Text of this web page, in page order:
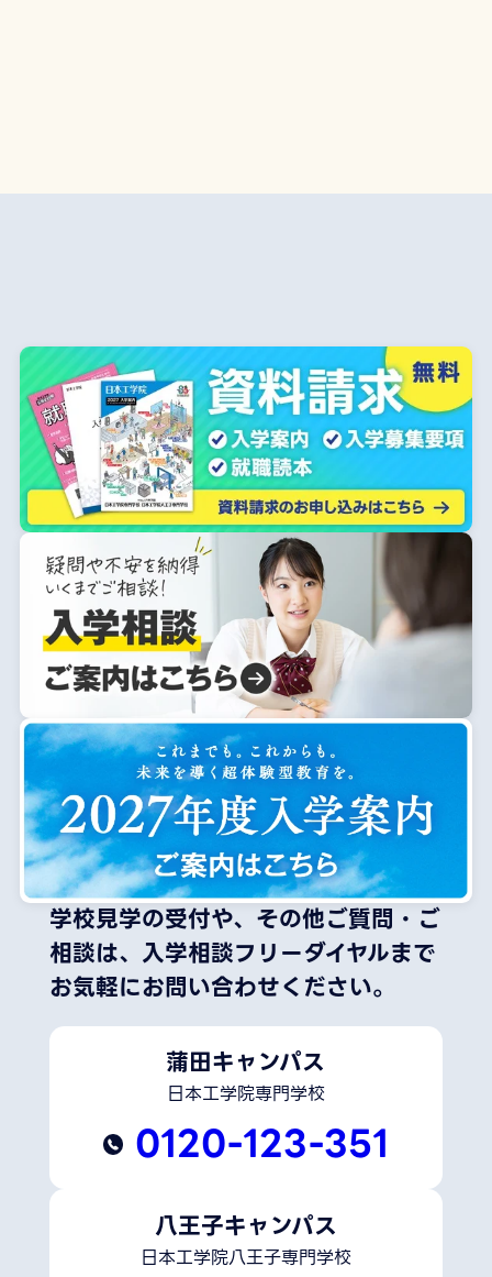
学校見学の受付や、その他ご質問・ご
相談は、 入学相談フリーダイヤルまで
お気軽にお問い合わせください。
蒲田キャンパス
日本工学院専門学校
0120-123-351
八王子キャンパス
日本工学院八王子専門学校